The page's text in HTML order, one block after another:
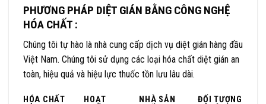
PHƯƠNG PHÁP DIỆT GIÁN BẰNG CÔNG NGHỆ
HÓA CHẤT :
Chúng tôi tự hào là nhà cung cấp dịch vụ diệt gián hàng đầu
Việt Nam. Chúng tôi sử dụng các loại hóa chất diệt gián an
toàn, hiệu quả và hiệu lực thuốc tồn lưu lâu dài.
HÓA CHẤT
HOẠT
NHÀ SẢN
ĐỐI TƯỢNG